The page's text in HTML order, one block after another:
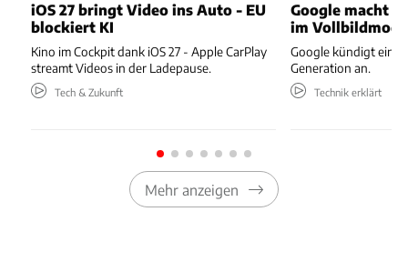
iOS 27 bringt Video ins Auto - EU
blockiert KI
Kino im Cockpit dank iOS 27 - Apple CarPlay
streamt Videos in der Ladepause.
Tech & Zukunft
Google macht
im
Google kündigt
Generation an.
Technik erklärt
Mehr anzeigen